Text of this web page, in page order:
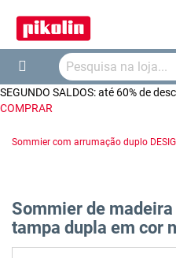
Search
SEGUNDO SALDOS: até 60% de
COMPRAR
Sommier com arrumação duplo
Sommier de
tampa dupla em cor